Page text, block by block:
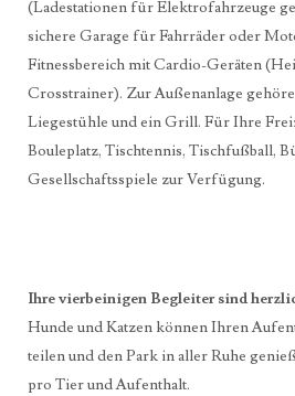
(Ladestationen für Elektrofahrzeuge
sichere Garage für Fahrräder oder
Fitnessbereich mit Cardio-Geräten
Crosstrainer). Zur Außenanlage
Liegestühle und ein Grill. Für Ihre
Bouleplatz, Tischtennis, Tischfußball,
Gesellschaftsspiele zur Verfügung.
Ihre vierbeinigen Begleiter sind
Hunde und Katzen können Ihren
teilen und den Park in aller Ruhe
pro Tier und Aufenthalt.